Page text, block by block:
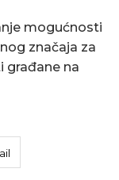
mogućnosti
značaja za
građane na